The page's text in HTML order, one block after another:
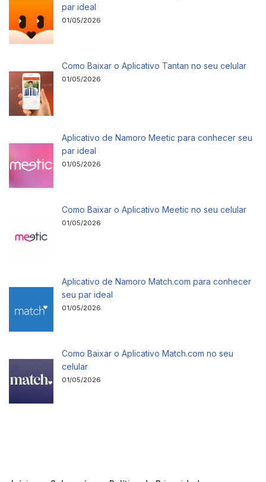
par ideal
01/05/2026
Como Baixar o Aplicativo Tantan no seu celular
01/05/2026
Aplicativo de Namoro Meetic para conhecer seu
par ideal
01/05/2026
Como Baixar o Aplicativo Meetic no seu celular
01/05/2026
Aplicativo de Namoro Match.com para conhecer
seu par ideal
01/05/2026
Como Baixar o Aplicativo Match.com no seu
celular
01/05/2026